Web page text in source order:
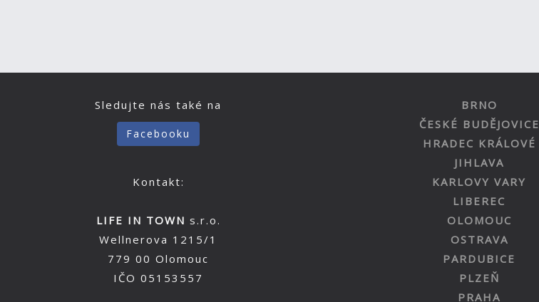
Sledujte nás také na
Facebooku
Kontakt:
LIFE IN TOWN s.r.o.
Wellnerova 1215/1
779 00 Olomouc
IČO 05153557
BRNO
ČESKÉ BUDĚJOVICE
HRADEC KRÁLOVÉ
JIHLAVA
KARLOVY VARY
LIBEREC
OLOMOUC
OSTRAVA
PARDUBICE
PLZEŇ
PRAHA